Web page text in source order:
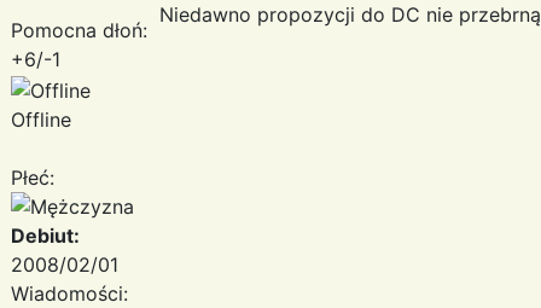
Pomocna dłoń:
+6/-1
Offline
Płeć:
Debiut:
2008/02/01
Wiadomości:
Niedawno propozycji do DC nie